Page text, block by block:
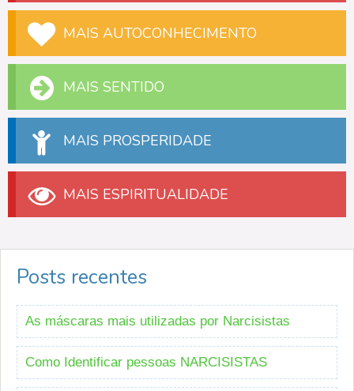
MAIS AUTOCONHECIMENTO
MAIS SENTIDO
MAIS PROSPERIDADE
MAIS ESPIRITUALIDADE
Posts recentes
As máscaras mais utilizadas por Narcisistas
Como Identificar pessoas NARCISISTAS